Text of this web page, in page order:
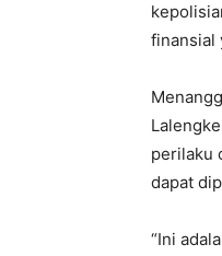
finansial
perilaku
dapat
“Ini